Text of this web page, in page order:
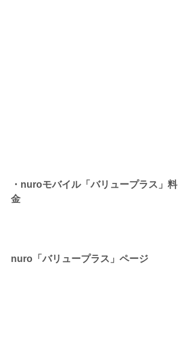
・nuroモバイル「バリュープラス」料
金
nuro「バリュープラス」ページ